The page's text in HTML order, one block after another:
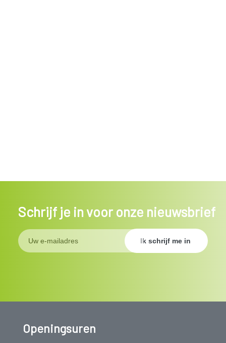
Schrijf je in voor onze nieuwsbrief
Openingsuren